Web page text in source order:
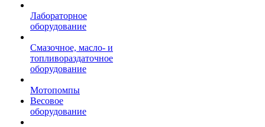
Лабораторное
оборудование
Смазочное, масло- и
топливораздаточное
оборудование
Мотопомпы
Весовое
оборудование